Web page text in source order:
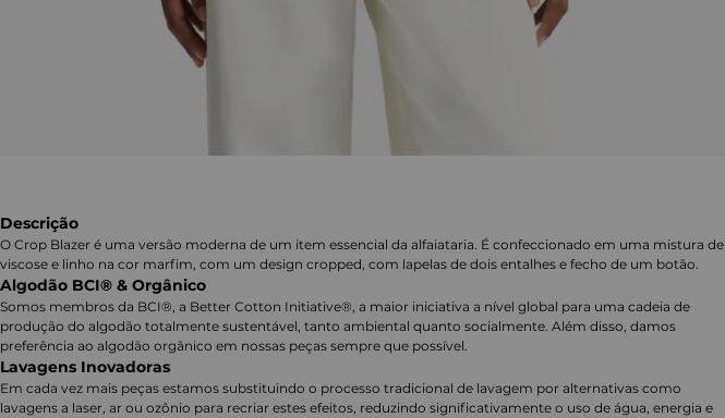
Descrição
O Crop Blazer é uma versão moderna de um item essencial da alfaiataria. É confeccionado em uma mistura de
viscose e linho na cor marfim, com um design cropped, com lapelas de dois entalhes e fecho de um botão.
Algodão BCI® & Orgânico
Somos membros da BCI®, a Better Cotton Initiative®, a maior iniciativa a nível global para uma cadeia de
produção do algodão totalmente sustentável, tanto ambiental quanto socialmente. Além disso, damos
preferência ao algodão orgânico em nossas peças sempre que possível.
Lavagens Inovadoras
Em cada vez mais peças estamos substituindo o processo tradicional de lavagem por alternativas como
lavagens a laser, ar ou ozônio para recriar estes efeitos, reduzindo significativamente o uso de água, energia e